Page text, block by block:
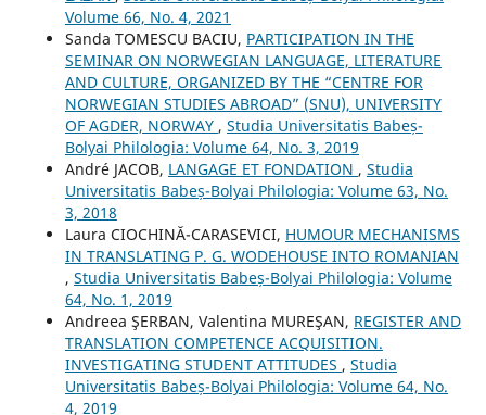
Volume 66, No. 4, 2021
Sanda TOMESCU BACIU, PARTICIPATION IN THE
SEMINAR ON NORWEGIAN LANGUAGE, LITERATURE
AND CULTURE, ORGANIZED BY THE “CENTRE FOR
NORWEGIAN STUDIES ABROAD” (SNU), UNIVERSITY
OF AGDER, NORWAY , Studia Universitatis Babeș-
Bolyai Philologia: Volume 64, No. 3, 2019
André JACOB, LANGAGE ET FONDATION , Studia
Universitatis Babeș-Bolyai Philologia: Volume 63, No.
3, 2018
Laura CIOCHINĂ-CARASEVICI, HUMOUR MECHANISMS
IN TRANSLATING P. G. WODEHOUSE INTO ROMANIAN
, Studia Universitatis Babeș-Bolyai Philologia: Volume
64, No. 1, 2019
Andreea ŞERBAN, Valentina MUREŞAN, REGISTER AND
TRANSLATION COMPETENCE ACQUISITION.
INVESTIGATING STUDENT ATTITUDES , Studia
Universitatis Babeș-Bolyai Philologia: Volume 64, No.
4, 2019